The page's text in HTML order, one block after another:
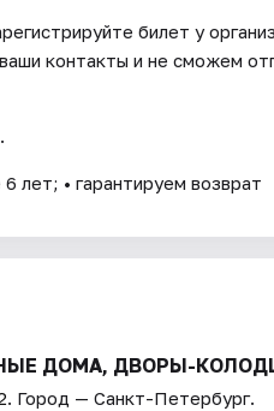
билет у
контакты и не сможем
лет; • гарантируем возврат
ДОМА, ДВОРЫ-
. Город — Санкт-Петербург.